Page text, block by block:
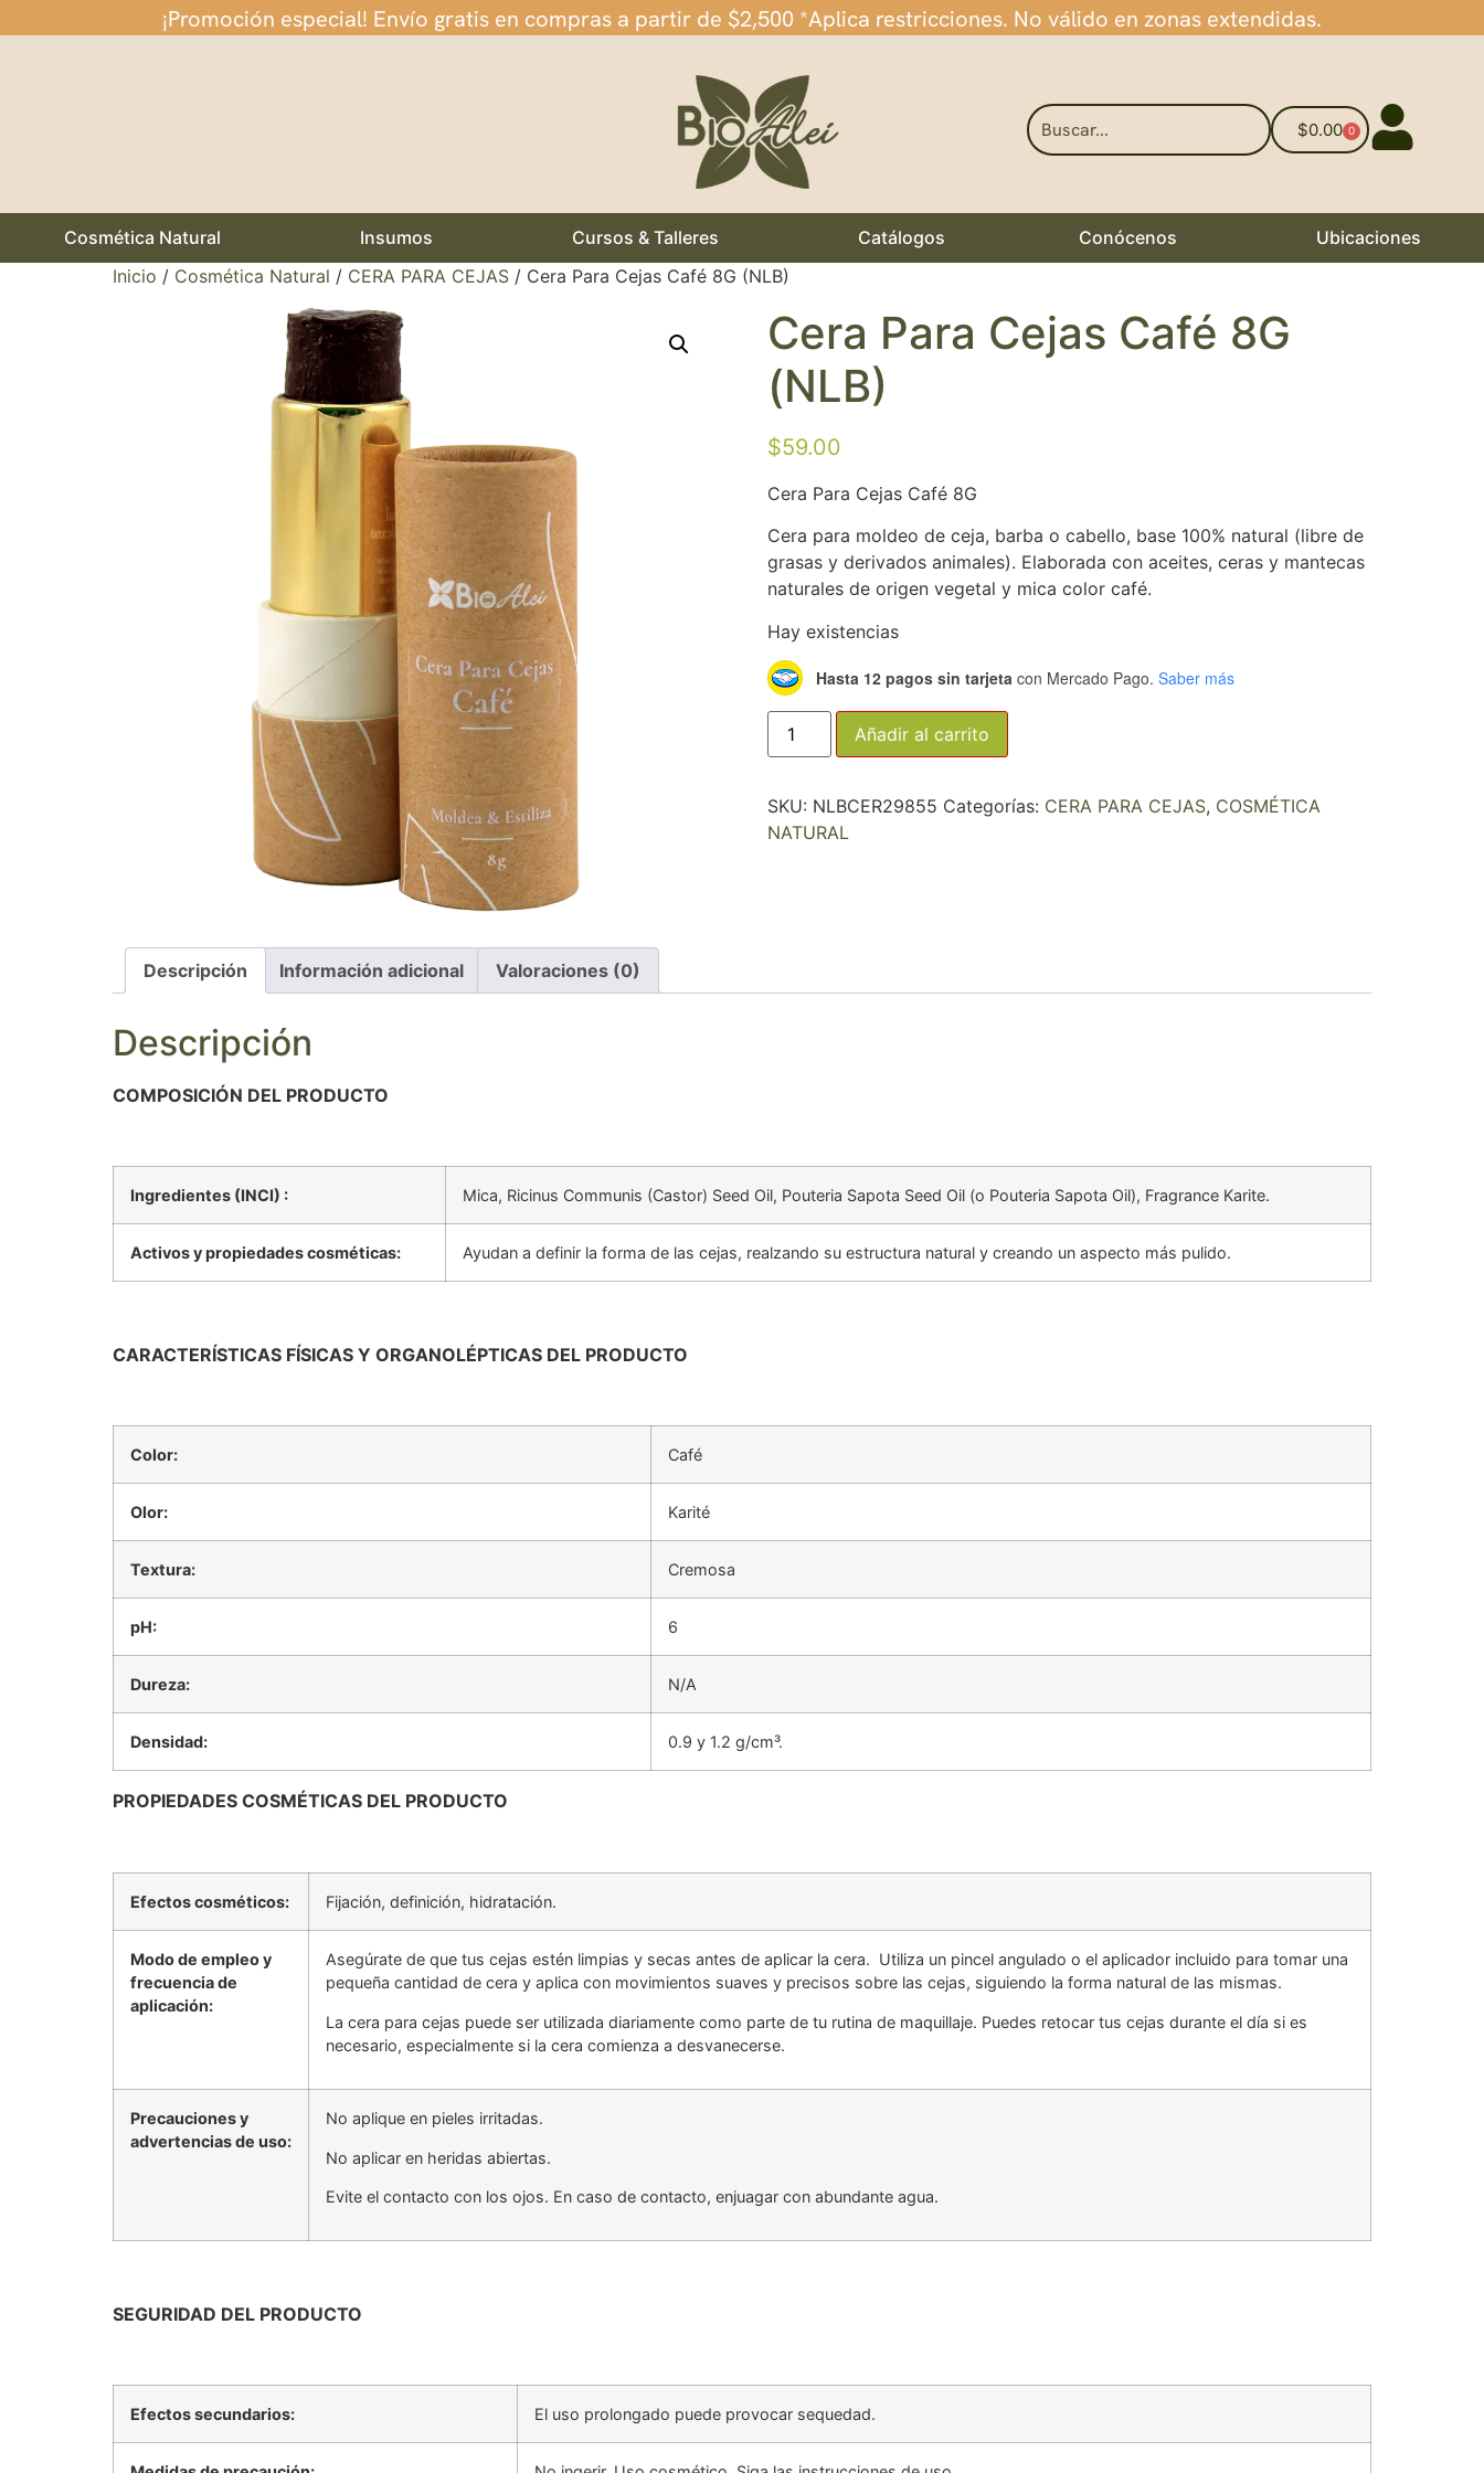
¡Promoción especial! Envío gratis en compras a partir de $2,500 *Aplica restricciones. No válido en zonas extendidas.
$0.00 0
Cosmética Natural Insumos Cursos & Talleres Catálogos Conócenos
Ubicaciones
Inicio / Cosmética Natural / CERA PARA CEJAS / Cera Para Cejas Café 8G (NLB)
Cera Para Cejas Café 8G
(NLB)
$59.00
Cera Para Cejas Café 8G
Cera para moldeo de ceja, barba o cabello, base 100% natural (libre de
grasas y derivados animales). Elaborada con aceites, ceras y mantecas
naturales de origen vegetal y mica color café.
Hay existencias
Hasta 12 pagos sin tarjeta con Mercado Pago. Saber más
Añadir al carrito
SKU: NLBCER29855 Categorías: CERA PARA CEJAS, COSMÉTICA
NATURAL
Descripción Información adicional Valoraciones (0)
Descripción
COMPOSICIÓN DEL PRODUCTO
Ingredientes (INCI) : Mica, Ricinus Communis (Castor) Seed Oil, Pouteria Sapota Seed Oil (o Pouteria Sapota Oil), Fragrance Karite.
Activos y propiedades cosméticas: Ayudan a definir la forma de las cejas, realzando su estructura natural y creando un aspecto más pulido.
CARACTERÍSTICAS FÍSICAS Y ORGANOLÉPTICAS DEL PRODUCTO
Color: Café
Olor: Karité
Textura: Cremosa
pH: 6
Dureza: N/A
Densidad: 0.9 y 1.2 g/cm³.
PROPIEDADES COSMÉTICAS DEL PRODUCTO
Efectos cosméticos: Fijación, definición, hidratación.
Modo de empleo y
frecuencia de
aplicación:
Asegúrate de que tus cejas estén limpias y secas antes de aplicar la cera. Utiliza un pincel angulado o el aplicador incluido para tomar una
pequeña cantidad de cera y aplica con movimientos suaves y precisos sobre las cejas, siguiendo la forma natural de las mismas.
La cera para cejas puede ser utilizada diariamente como parte de tu rutina de maquillaje. Puedes retocar tus cejas durante el día si es
necesario, especialmente si la cera comienza a desvanecerse.
Precauciones y
advertencias de uso:
No aplique en pieles irritadas.
No aplicar en heridas abiertas.
Evite el contacto con los ojos. En caso de contacto, enjuagar con abundante agua.
SEGURIDAD DEL PRODUCTO
Efectos secundarios: El uso prolongado puede provocar sequedad.